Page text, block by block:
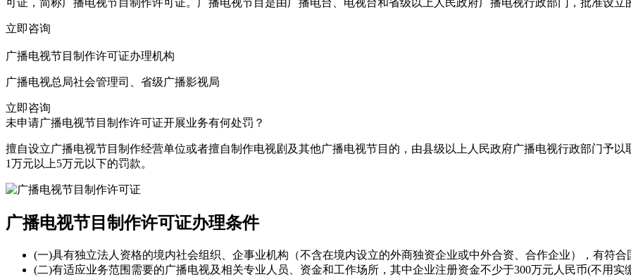
立即咨询
广播电视节目制作许可证办理机构
广播电视总局社会管理司、省级广播影视局
立即咨询
未申请广播电视节目制作许可证开展业务有何处罚？
擅自设立广播电视节目制作经营单位或者擅自制作电视剧及其他广播电视节目的，由县级以上人民政府广播电视行政部门予
1万元以上5万元以下的罚款。
广播电视节目制作许可证办理条件
(一)具有独立法人资格的境内社会组织、企事业机构（不含在境内设立的外商独资企业或中外合资、合作企业），有符
(二)有适应业务范围需要的广播电视及相关专业人员、资金和工作场所，其中企业注册资金不少于300万元人民币(不用实